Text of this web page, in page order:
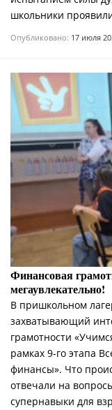
школьники
Опубликовано: 17 июля
Финансовая
мегаувлекательно!
В пришкольном
захватывающий
грамотности
рамках 9-го этапа
финансы». Что
отвечали на
супернавыки для